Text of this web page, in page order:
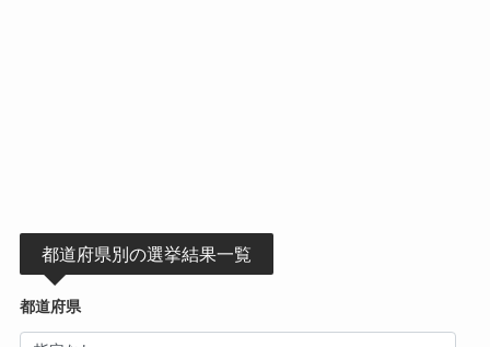
都道府県別の選挙結果一覧
都道府県